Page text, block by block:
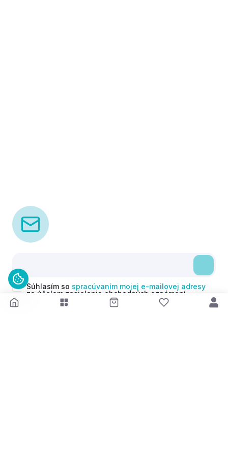
Súhlasím so spracúvaním mojej e-mailovej adresy
za účelom zasielania obchodných oznámení
(newsletterov) v súlade s čl. 6 ods. 1 písm. a)
Nariadenia GDPR. Svoj súhlas môžem kedykoľvek